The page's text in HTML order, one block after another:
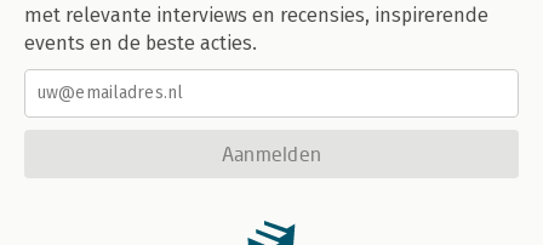
met relevante interviews en recensies, inspirerende
events en de beste acties.
Aanmelden